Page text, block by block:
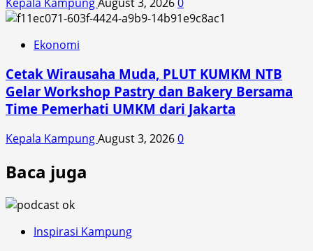
Ekonomi
Cetak Wirausaha Muda, PLUT KUMKM NTB
Gelar Workshop Pastry dan Bakery Bersama
Time Pemerhati UMKM dari Jakarta
Kepala KampungAugust 3, 20260
Baca juga
Inspirasi Kampung